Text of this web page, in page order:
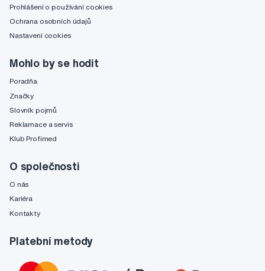
Prohlášení o používání cookies
Ochrana osobních údajů
Nastavení cookies
Mohlo by se hodit
Poradňa
Značky
Slovník pojmů
Reklamace a servis
Klub Profimed
O společnosti
O nás
Kariéra
Kontakty
Platební metody